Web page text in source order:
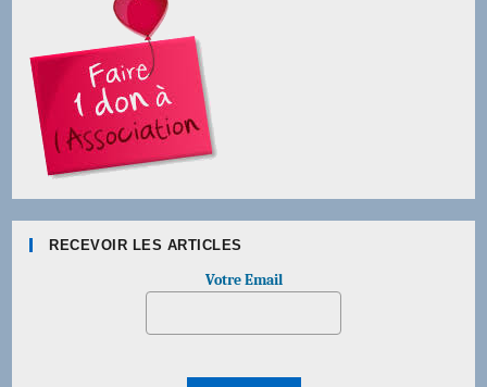
RECEVOIR LES ARTICLES
Votre Email